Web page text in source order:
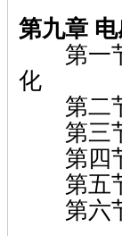
第九章
第一节
化
第二节
第三节
第四节
第五节
第六节